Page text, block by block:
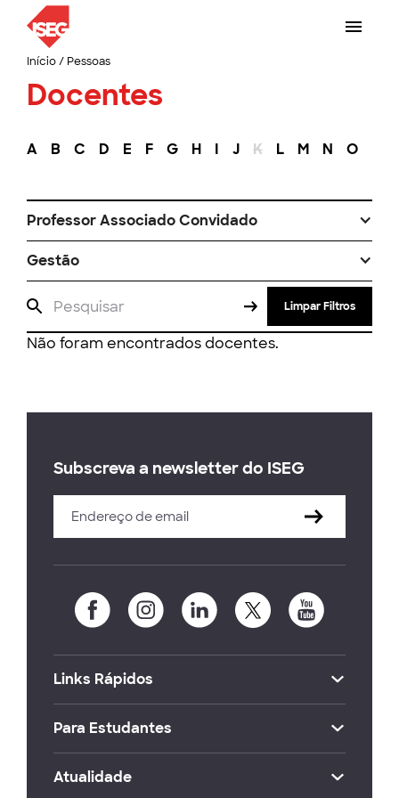
Início/ Pessoas
Docentes
A B C D E F G H I J K L M N O
Professor Associado Convidado
Gestão
Limpar Filtros
Não foram encontrados docentes.
Subscreva a newsletter do ISEG
Links Rápidos
Para Estudantes
Atualidade